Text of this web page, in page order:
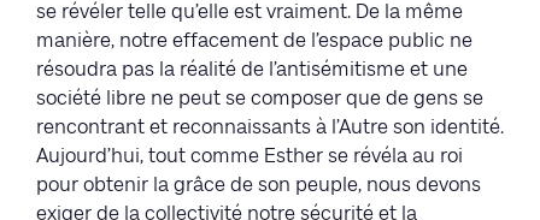
se révéler telle qu’elle est vraiment. De la même
manière, notre effacement de l’espace public ne
résoudra pas la réalité de l’antisémitisme et une
société libre ne peut se composer que de gens se
rencontrant et reconnaissants à l’Autre son identité.
Aujourd’hui, tout comme Esther se révéla au roi
pour obtenir la grâce de son peuple, nous devons
exiger de la collectivité notre sécurité et la